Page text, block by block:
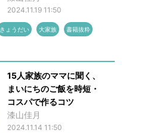
2024.11.19 11:50
きょうだい 大家族 書籍抜粋
15人家族のママに聞く、
まいにちのご飯を時短・
コスパで作るコツ
漆山佳月
2024.11.14 11:50